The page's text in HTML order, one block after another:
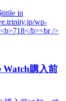
Watch購入前